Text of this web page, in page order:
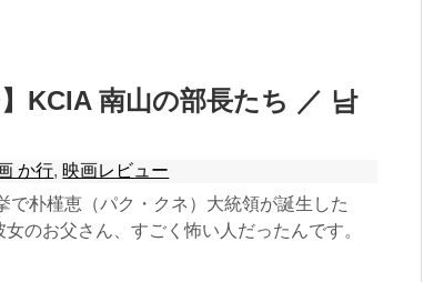
】KCIA 南山の部長たち ／ 남
か行, 映画レビュー
で朴槿恵（パク・クネ）大統領が誕生した
のお父さん、すごく怖い人だったんです。